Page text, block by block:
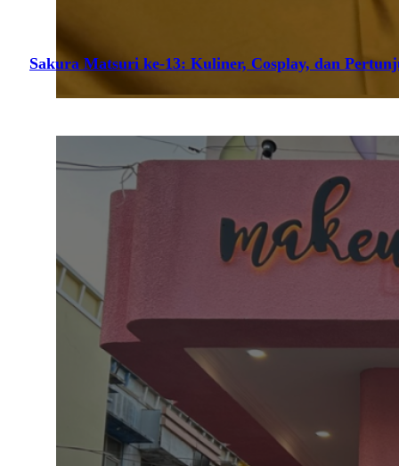
Sakura Matsuri ke-13: Kuliner, Cosplay, dan